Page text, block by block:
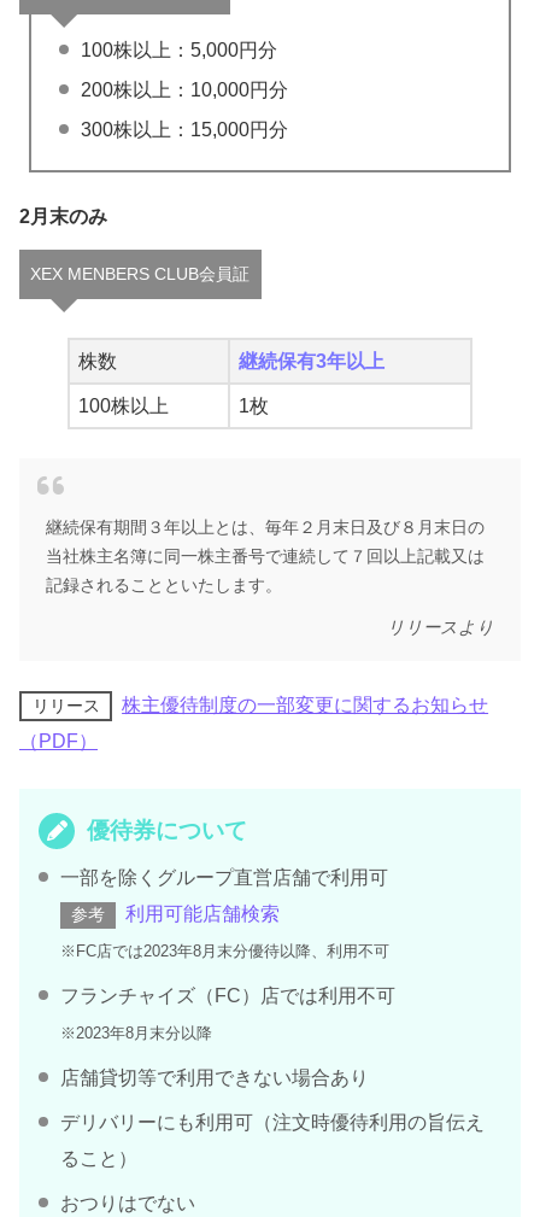
100株以上：5,000円分
200株以上：10,000円分
300株以上：15,000円分
2月末のみ
XEX MENBERS CLUB会員証
株数 継続保有3年以上
100株以上 1枚
継続保有期間３年以上とは、毎年２月末日及び８月末日の
当社株主名簿に同一株主番号で連続して７回以上記載又は
記録されることといたします。
リリースより
リリース
株主優待制度の一部変更に関するお知らせ
（PDF）
優待券について
一部を除くグループ直営店舗で利用可
参考 利用可能店舗検索
※FC店では2023年8月末分優待以降、利用不可
フランチャイズ（FC）店では利用不可
※2023年8月末分以降
店舗貸切等で利用できない場合あり
デリバリーにも利用可（注文時優待利用の旨伝え
ること）
おつりはでない